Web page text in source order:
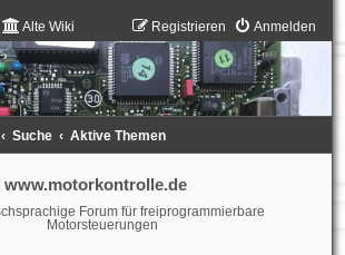
Alte Wiki Anmelden
Registrieren
Suche Aktive Themen
www.motorkontrolle.de
Forum für freiprogrammierbare
Motorsteuerungen